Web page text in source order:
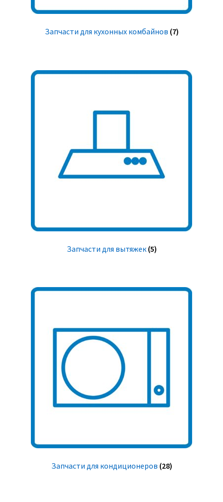
Запчасти для кухонных комбайнов (7)
Запчасти для вытяжек (5)
Запчасти для кондиционеров (28)